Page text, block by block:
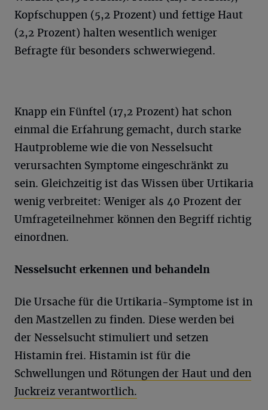
Kopfschuppen (5,2 Prozent) und fettige Haut
(2,2 Prozent) halten wesentlich weniger
Befragte für besonders schwerwiegend.
Knapp ein Fünftel (17,2 Prozent) hat schon
einmal die Erfahrung gemacht, durch starke
Hautprobleme wie die von Nesselsucht
verursachten Symptome eingeschränkt zu
sein. Gleichzeitig ist das Wissen über Urtikaria
wenig verbreitet: Weniger als 40 Prozent der
Umfrageteilnehmer können den Begriff richtig
einordnen.
Nesselsucht erkennen und behandeln
Die Ursache für die Urtikaria-Symptome ist in
den Mastzellen zu finden. Diese werden bei
der Nesselsucht stimuliert und setzen
Histamin frei. Histamin ist für die
Schwellungen und Rötungen der Haut und den
Juckreiz verantwortlich.